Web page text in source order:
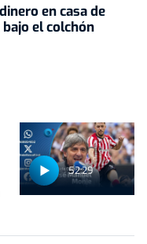
en casa de
el colchón
52:29